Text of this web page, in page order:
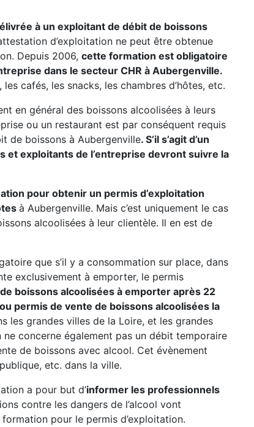
à un exploitant de débit de boissons
d’exploitation ne peut être obtenue
Depuis 2006, cette formation est obligatoire
dans le secteur CHR à Aubergenville.
cafés, les snacks, les chambres d’hôtes, etc.
en général des boissons alcoolisées à leurs
ou un restaurant est par conséquent requis
de boissons à Aubergenville. S’il s’agit d’un
et exploitants de l’entreprise devront suivre la
pour obtenir un permis d’exploitation
à Aubergenville. Mais c’est uniquement le cas
alcoolisées à leur clientèle. Il en est de
que s’il y a consommation sur place, dans
exclusivement à emporter, le permis
boissons alcoolisées à emporter après 22
permis de vente de boissons alcoolisées la
les grandes villes de la Loire, et les grandes
concerne également pas un débit temporaire
de boissons avec alcool. Cet évènement
etc. dans la ville.
a pour but d’informer les professionnels
contre les dangers de l’alcool vont
pour le permis d’exploitation.